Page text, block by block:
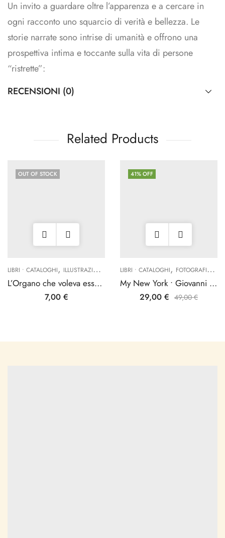
Un invito a guardare oltre l’apparenza e a cercare in
ogni racconto uno squarcio di verità e bellezza. Le
storie narrate sono intrise di umanità e offrono una
prospettiva intima e toccante sulla vita di persone
“ristrette”:
RECENSIONI (0)
Related Products
OUT OF STOCK
LIBRI • CATALOGHI, ILLUSTRAZIONE MUSICA , TURATO EDIZIONI
L’Organo che voleva essere una chitarra
7,00 €
41% OFF
LIBRI • CATALOGHI, FOTOGRAFIA ,
My New York • Giovanni Umicini
29,00 € 49,00€